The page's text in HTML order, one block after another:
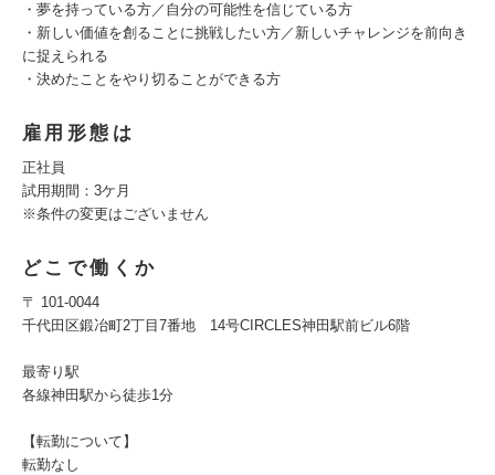
・夢を持っている方／自分の可能性を信じている方
・新しい価値を創ることに挑戦したい方／新しいチャレンジを前向き
に捉えられる
・決めたことをやり切ることができる方
雇用形態は
正社員
試用期間：3ケ月
※条件の変更はございません
どこで働くか
〒 101-0044
千代田区鍛冶町2丁目7番地 14号CIRCLES神田駅前ビル6階
最寄り駅
各線神田駅から徒歩1分
【転勤について】
転勤なし